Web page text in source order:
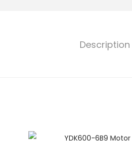
Description